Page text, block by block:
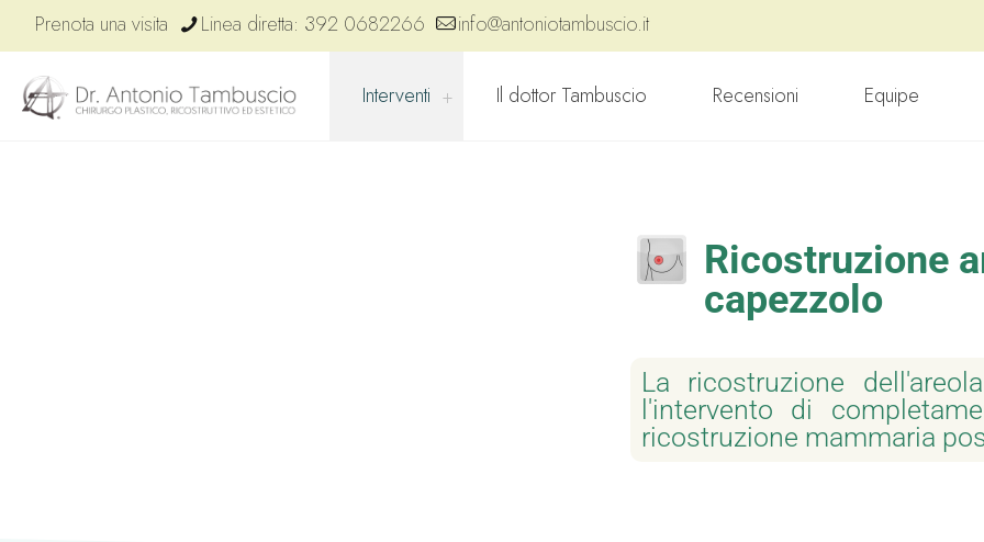
Prenota una visita Linea diretta: 392 0682266 info@antoniotambuscio.it
Interventi Il dottor Tambuscio Recensioni Equipe
Ricostruzione
capezzolo
La ricostruzione
l'intervento di
ricostruzione mammaria